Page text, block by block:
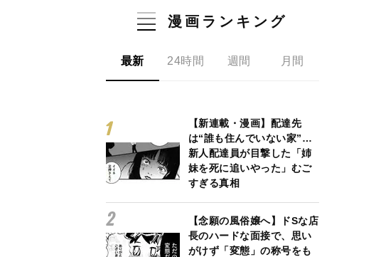
漫画ランキング
最新 24時間 週間 月間
【新連載・漫画】配達先
は“誰も住んでいない家”…
新人配達員が目撃した「姉
妹を死に追いやった」むご
すぎる真相
【念願の風俗嬢へ】ドSな店
長のハードな面接で、思い
がけず「変態」の称号をも